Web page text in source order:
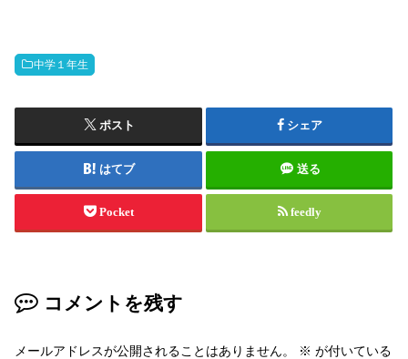
中学１年生
ポスト シェア
はてブ 送る
Pocket feedly
コメントを残す
メールアドレスが公開されることはありません。 ※ が付いている